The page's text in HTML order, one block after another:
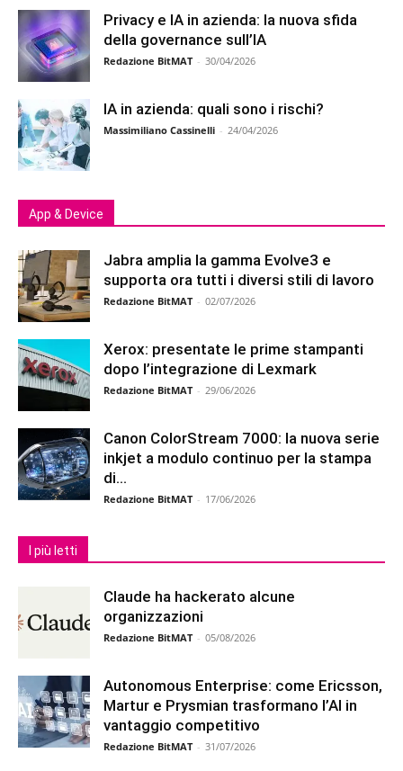
Privacy e IA in azienda: la nuova sfida
della governance sull’IA
Redazione BitMAT - 30/04/2026
IA in azienda: quali sono i rischi?
Massimiliano Cassinelli - 24/04/2026
App & Device
Jabra amplia la gamma Evolve3 e
supporta ora tutti i diversi stili di lavoro
Redazione BitMAT - 02/07/2026
Xerox: presentate le prime stampanti
dopo l’integrazione di Lexmark
Redazione BitMAT - 29/06/2026
Canon ColorStream 7000: la nuova serie
inkjet a modulo continuo per la stampa
di...
Redazione BitMAT - 17/06/2026
I più letti
Claude ha hackerato alcune
organizzazioni
Redazione BitMAT - 05/08/2026
Autonomous Enterprise: come Ericsson,
Martur e Prysmian trasformano l’AI in
vantaggio competitivo
Redazione BitMAT - 31/07/2026